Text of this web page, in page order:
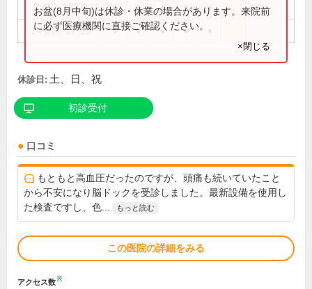
8:45～12:00 ● ● ● ● ●
14:00～17:15 ● ● ● ●
お盆(8月中旬)は休診・休業の場合があります。来院前
に必ず医療機関に直接ご確認ください。
×閉じる
休診日: 土、日、祝
初診受付
口コミ
もともと高血圧だったのですが、頭痛も続いていたこと
から不安になり脳ドックを受診しました。最新設備を使用し
た検査ですし、色...
もっと読む
この医院の詳細をみる
アクセス数※